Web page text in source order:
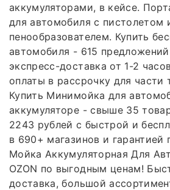
аккумуляторами, в кейсе.
для автомобиля с пистолетом
пенообразователем. Купить
автомобиля - 615
экспресс-доставка от 1-2
оплаты в рассрочку для части
Купить Минимойка для
аккумуляторе - свыше 35
2243 рублей с быстрой и
в 690+ магазинов и гарантией
Мойка Аккумуляторная Для
OZON по выгодным ценам!
доставка, большой